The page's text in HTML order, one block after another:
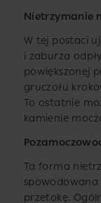
Nietrzymanie
W tej postaci
i zaburza
powiększonej
gruczołu
To ostatnie
kamienie
Ta forma
przetokę.